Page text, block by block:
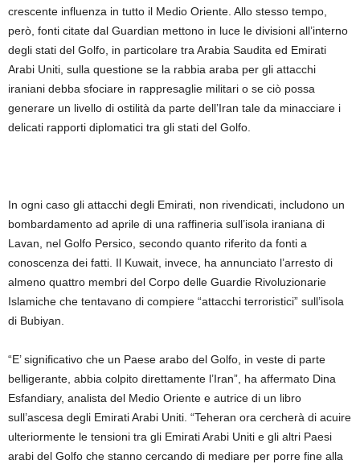
crescente influenza in tutto il Medio Oriente. Allo stesso tempo,
però, fonti citate dal Guardian mettono in luce le divisioni all’interno
degli stati del Golfo, in particolare tra Arabia Saudita ed Emirati
Arabi Uniti, sulla questione se la rabbia araba per gli attacchi
iraniani debba sfociare in rappresaglie militari o se ciò possa
generare un livello di ostilità da parte dell’Iran tale da minacciare i
delicati rapporti diplomatici tra gli stati del Golfo.
In ogni caso gli attacchi degli Emirati, non rivendicati, includono un
bombardamento ad aprile di una raffineria sull’isola iraniana di
Lavan, nel Golfo Persico, secondo quanto riferito da fonti a
conoscenza dei fatti. Il Kuwait, invece, ha annunciato l’arresto di
almeno quattro membri del Corpo delle Guardie Rivoluzionarie
Islamiche che tentavano di compiere “attacchi terroristici” sull’isola
di Bubiyan.
“E’ significativo che un Paese arabo del Golfo, in veste di parte
belligerante, abbia colpito direttamente l’Iran”, ha affermato Dina
Esfandiary, analista del Medio Oriente e autrice di un libro
sull’ascesa degli Emirati Arabi Uniti. “Teheran ora cercherà di acuire
ulteriormente le tensioni tra gli Emirati Arabi Uniti e gli altri Paesi
arabi del Golfo che stanno cercando di mediare per porre fine alla